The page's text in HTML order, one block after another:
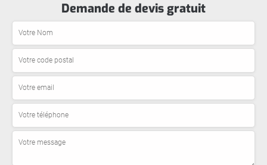
Demande de devis gratuit